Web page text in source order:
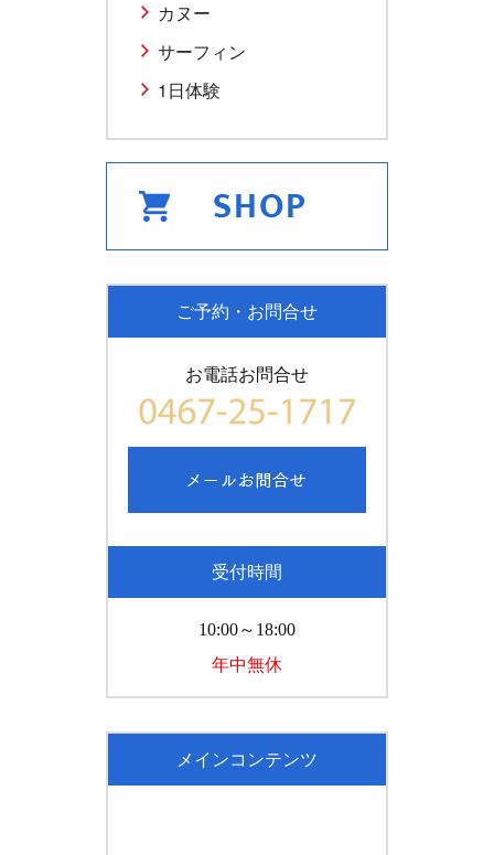
カヌー
サーフィン
1日体験
ご予約・お問合せ
お電話お問合せ
受付時間
10:00～18:00
年中無休
メインコンテンツ